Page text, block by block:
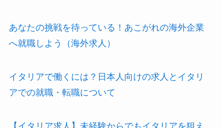
あなたの挑戦を待っている！あこがれの海外企業
へ就職しよう（海外求人）
イタリアで働くには？日本人向けの求人とイタリ
アでの就職・転職について
【イタリア求人】未経験からでもイタリアを狙え